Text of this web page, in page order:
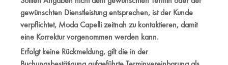
gewünschten Dienstleistung entsprechen, ist der Kunde
verpflichtet, Moda Capelli zeitnah zu kontaktieren, damit
eine Korrektur vorgenommen werden kann.
Erfolgt keine Rückmeldung, gilt die in der